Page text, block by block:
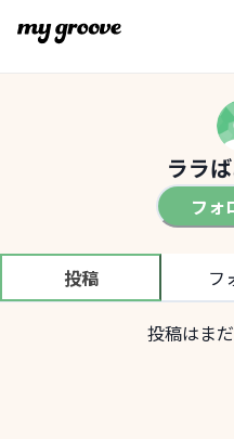
ララ
フォ
投稿 フ
投稿はま